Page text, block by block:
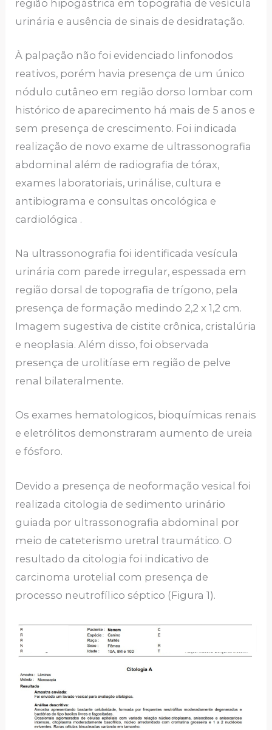
região hipogástrica em topografia de vesícula
urinária e ausência de sinais de desidratação.
À palpação não foi evidenciado linfonodos
reativos, porém havia presença de um único
nódulo cutâneo em região dorso lombar com
histórico de aparecimento há mais de 5 anos e
sem presença de crescimento. Foi indicada
realização de novo exame de ultrassonografia
abdominal além de radiografia de tórax,
exames laboratoriais, urinálise, cultura e
antibiograma e consultas oncológica e
cardiológica .
Na ultrassonografia foi identificada vesícula
urinária com parede irregular, espessada em
região dorsal de topografia de trígono, pela
presença de formação medindo 2,2 x 1,2 cm.
Imagem sugestiva de cistite crônica, cristalúria
e neoplasia. Além disso, foi observada
presença de urolitíase em região de pelve
renal bilateralmente.
Os exames hematologicos, bioquímicas renais
e eletrólitos demonstraram aumento de ureia
e fósforo.
Devido a presença de neoformação vesical foi
realizada citologia de sedimento urinário
guiada por ultrassonografia abdominal por
meio de cateterismo uretral traumático. O
resultado da citologia foi indicativo de
carcinoma urotelial com presença de
processo neutrofílico séptico (Figura 1).